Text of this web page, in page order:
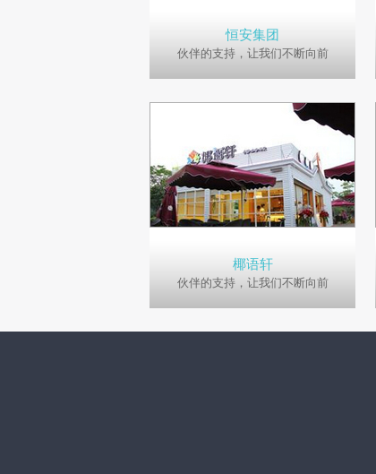
恒安集团
伙伴的支持，让我们不断向前
椰语轩
伙伴的支持，让我们不断向前